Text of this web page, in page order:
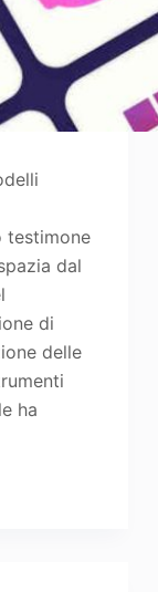
testimone
dal
di
delle
ha